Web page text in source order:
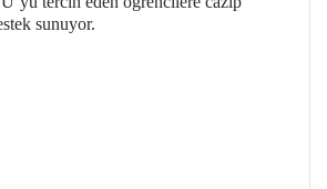
sunuyor.